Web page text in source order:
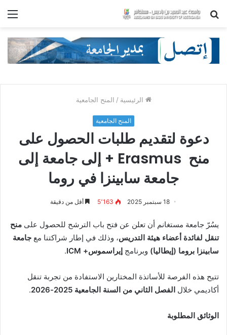
بحث
الرئيسية / المنح الجامعية
المنح الجامعية
دعوة لتقديم طلبات الحصول على
منح Erasmus + إلى جامعة إلى
جامعة سابينزا في روما
18 سبتمبر 2025 5٬163 أقل من دقيقة
يسُرّ جامعة مستغانم أن تعلن عن فتح باب الترشح للحصول على منح
تنقل لفائدة أعضاء هيئة التدريس، وذلك في إطار شراكتنا مع جامعة
سابينزا بروما (إيطاليا) وبرنامج إيراسموس+ ICM
.
تتيح هذه الفرصة للأساتذة المختارين الاستفادة من تجربة تنقل
أكاديمي خلال الفصل الثاني من السنة الجامعية 2025-2026 .
الوثائق المطلوبة